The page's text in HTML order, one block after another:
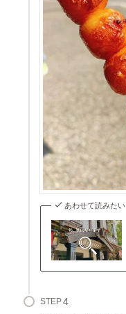
あわせて読みたい
STEP